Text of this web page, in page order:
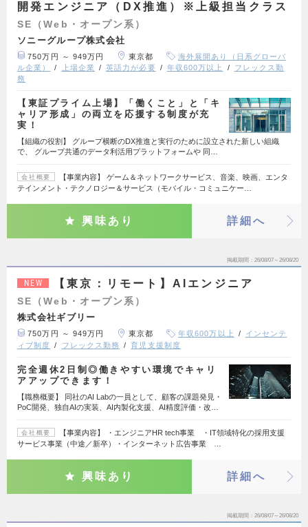
開発エンジニア（DX推進）※上級担当クラス
SE（Web・オープン系）
ソニーグループ株式会社
750万円 ～ 949万円 東京都
海外展開あり（日系グローバ
ル企業）
上場企業 英語力が必要 年収600万以上
フレックス勤
務
【東証プライム上場】「働くこと」と「キ
ャリア形成」の両立を応援する制度が充
実！
【組織の役割】 グループ横断のDX推進と実行のために設立された新しい組織
で、 グループ共通のデータ利活用プラットフォームや 同…
会社概要
【事業内容】 ゲーム＆ネットワークサービス、音楽、映画、エンタ
テインメント・テクノロジー＆サービス（モバイル・コミュニケー…
興味あり 詳細へ
掲載期間 26/08/07～26/08/20
NEW 【東京：リモート】AIエンジニア
SE（Web・オープン系）
株式会社ギブリー
750万円 ～ 949万円 東京都 年収600万以上
インセンテ
ィブ制度
フレックス勤務 育児支援制度
完全週休2日制◎働きやすい環境でキャリ
アアップできます！
【職務概要】 同社のAI Labの一員として、顧客の課題発見・
PoC開発、独自AIの実装、AI内製化支援、AI精度評価・改…
会社概要
【事業内容】 ・エンジニアHR tech事業 ・IT領域特化の採用支援
サービス事業（中途／新卒）・インターネット広告事業 …
興味あり 詳細へ
掲載期間 26/08/07～26/08/20